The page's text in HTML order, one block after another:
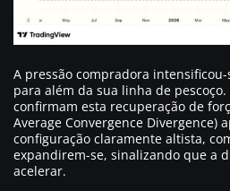
A pressão compradora
para além da sua linha de
confirmam esta recuperação de
Average Convergence Divergence)
configuração claramente altista,
expandirem-se, sinalizando que a
acelerar.